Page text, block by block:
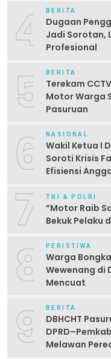
4 BERITA
Dugaan
Jadi Sorotan,
Profesional
5 BERITA
Terekam
Motor Warga
Pasuruan
6 NASIONAL
Wakil Ketua I
Soroti Krisis
Efisiensi
7 TNI & POLRI
‎”Motor Raib
Bekuk Pelaku
8 PERISTIWA
Warga
Wewenang di
Mencuat
9 BERITA
DBHCHT
Melawan